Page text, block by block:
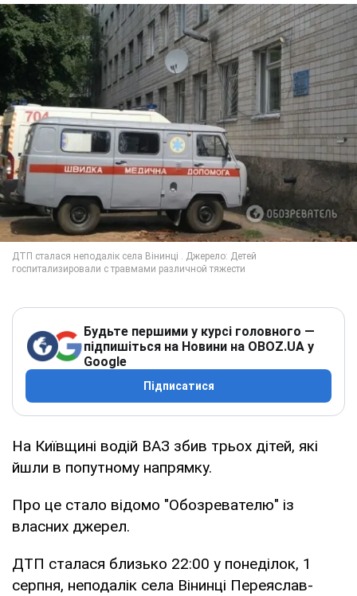
Будьте першими у курсі головного —
підпишіться на Новини на OBOZ.UA у
Google
Підписатися
На Київщині водій ВАЗ збив трьох дітей, які
йшли в попутному напрямку.
Про це стало відомо "Обозревателю" із
власних джерел.
ДТП сталася близько 22:00 у понеділок, 1
серпня, неподалік села Вінинці Переяслав-